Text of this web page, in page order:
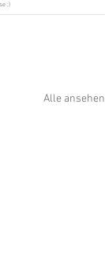
;)
Alle ansehen